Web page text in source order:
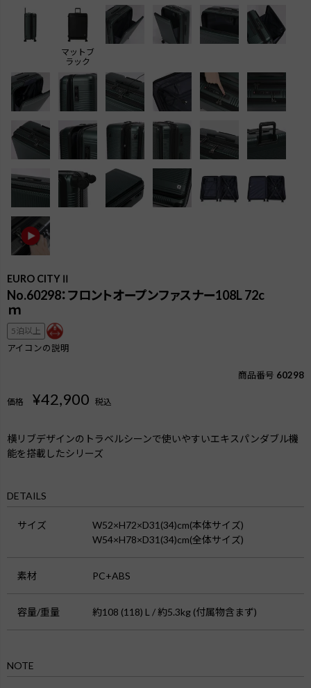
検索
マットブ
ラック
EURO CITYⅡ
No.60298：フロントオープンファスナー108L 72c
ｍ
5泊以上
アイコンの説明
商品番号 60298
価格 ¥42,900 税込
横リブデザインのトラベルシーンで使いやすいエキスパンダブル機
能を搭載したシリーズ
DETAILS
サイズ
W52×H72×D31(34)cm(本体サイズ)
W54×H78×D31(34)cm(全体サイズ)
素材 PC+ABS
容量/重量 約108 (118) L / 約5.3kg (付属物含まず)
NOTE